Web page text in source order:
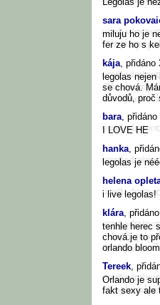
sara
miluju ho je
fer ze ho s
kája, přidáno
legolas
se chová.
důvodů, proč
bara, přidáno
I LOVE HE
hanka,
legolas je
helena
i live legolas!
klára, přidáno
tenhle herec
chová.je to
orlando
Tereek,
Orlando je
fakt sexy ale